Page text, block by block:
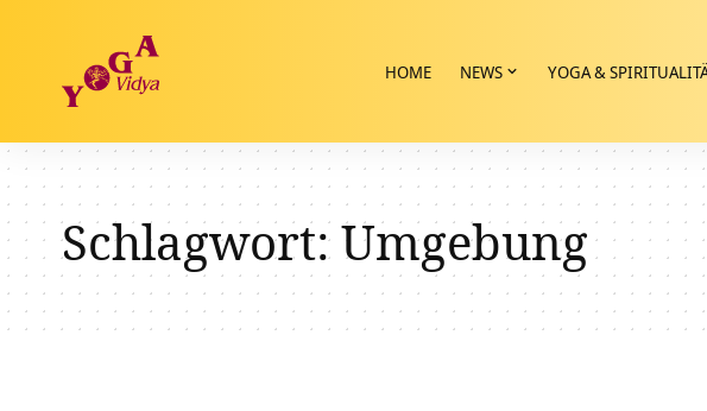
HOME NEWS YOGA &
Schlagwort:Umgebung